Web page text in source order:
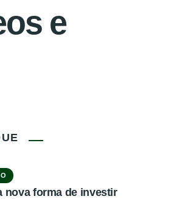
e
nova forma de investir